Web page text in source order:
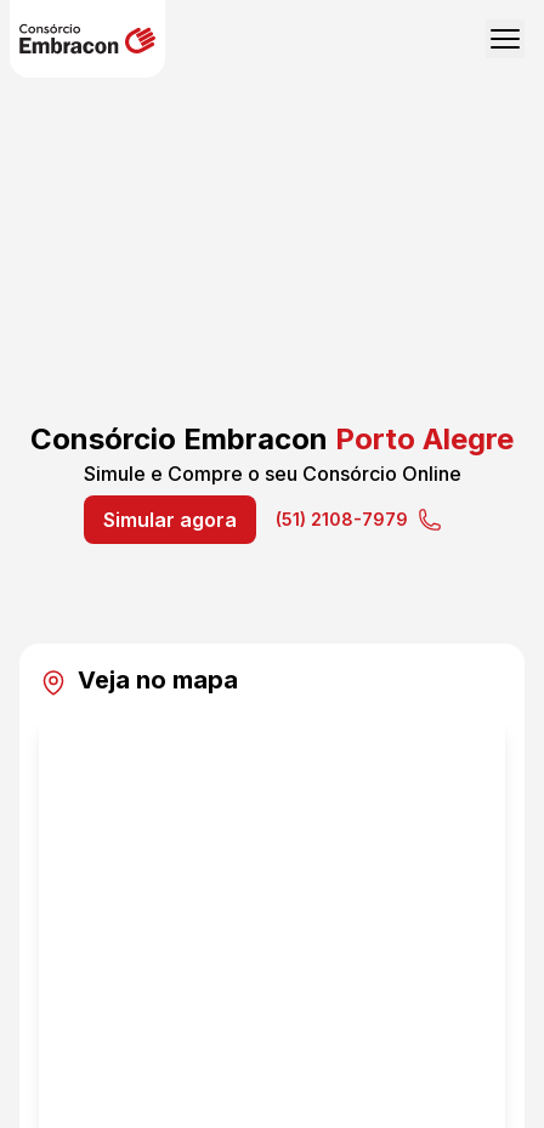
Consórcio Embracon Porto Alegre
Simule e Compre o seu Consórcio Online
Simular agora
(51) 2108-7979
Veja no mapa